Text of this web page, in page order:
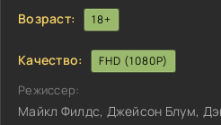
Возраст:
18+
Качество: FHD (1080P)
Режиссер:
Майкл Филдс, Джейсон Блум,